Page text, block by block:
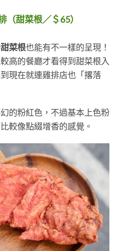
（甜菜根／＄65）
甜菜根也能有不一樣的呈現！
高的餐廳才看得到甜菜根入
現在就連雞排店也「撂落
的粉紅色，不過基本上色粉
較像點綴增香的感覺。